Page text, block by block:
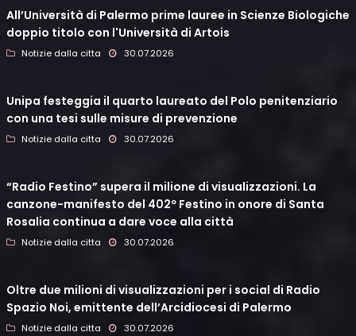
All’Università di Palermo prime lauree in Scienze Biologiche
doppio titolo con l'Università di Artois
Notizie dalla citta 30.07.2026
Unipa festeggia il quarto laureato del Polo penitenziario
con una tesi sulle misure di prevenzione
Notizie dalla citta 30.07.2026
“Radio Festino” supera il milione di visualizzazioni. La
canzone-manifesto del 402º Festino in onore di Santa
Rosalia continua a dare voce alla città
Notizie dalla citta 30.07.2026
Oltre due milioni di visualizzazioni per i social di Radio
Spazio Noi, emittente dell’Arcidiocesi di Palermo
Notizie dalla citta 30.07.2026